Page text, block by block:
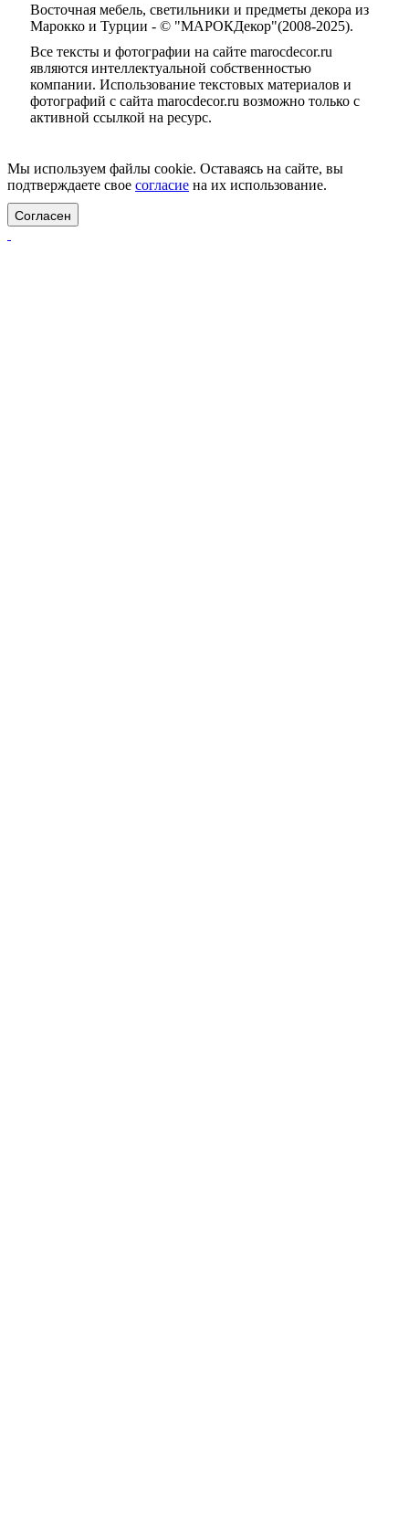
Восточная мебель, светильники и предметы декора из
Марокко и Турции - © "МАРОКДекор"(2008-2025).
Все тексты и фотографии на сайте marocdecor.ru
являются интеллектуальной собственностью
компании. Использование текстовых материалов и
фотографий с сайта marocdecor.ru возможно только с
активной ссылкой на ресурс.
Мы используем файлы cookie. Оставаясь на сайте, вы
подтверждаете свое согласие на их использование.
Согласен